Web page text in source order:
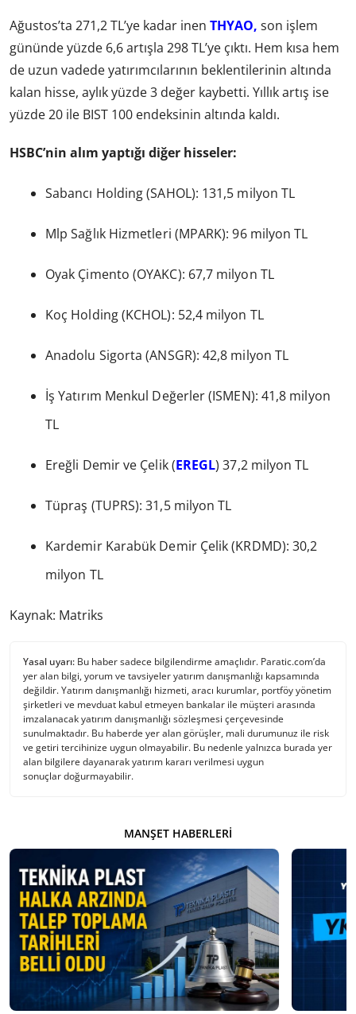
Ağustos’ta 271,2 TL’ye kadar inen THYAO, son işlem
gününde yüzde 6,6 artışla 298 TL’ye çıktı. Hem kısa hem
de uzun vadede yatırımcılarının beklentilerinin altında
kalan hisse, aylık yüzde 3 değer kaybetti. Yıllık artış ise
yüzde 20 ile BIST 100 endeksinin altında kaldı.
HSBC’nin alım yaptığı diğer hisseler:
Sabancı Holding (SAHOL): 131,5 milyon TL
Mlp Sağlık Hizmetleri (MPARK): 96 milyon TL
Oyak Çimento (OYAKC): 67,7 milyon TL
Koç Holding (KCHOL): 52,4 milyon TL
Anadolu Sigorta (ANSGR): 42,8 milyon TL
İş Yatırım Menkul Değerler (ISMEN): 41,8 milyon
TL
Ereğli Demir ve Çelik (EREGL) 37,2 milyon TL
Tüpraş (TUPRS): 31,5 milyon TL
Kardemir Karabük Demir Çelik (KRDMD): 30,2
milyon TL
Kaynak: Matriks
Yasal uyarı: Bu haber sadece bilgilendirme amaçlıdır. Paratic.com’da
yer alan bilgi, yorum ve tavsiyeler yatırım danışmanlığı kapsamında
değildir. Yatırım danışmanlığı hizmeti, aracı kurumlar, portföy yönetim
şirketleri ve mevduat kabul etmeyen bankalar ile müşteri arasında
imzalanacak yatırım danışmanlığı sözleşmesi çerçevesinde
sunulmaktadır. Bu haberde yer alan görüşler, mali durumunuz ile risk
ve getiri tercihinize uygun olmayabilir. Bu nedenle yalnızca burada yer
alan bilgilere dayanarak yatırım kararı verilmesi uygun
sonuçlar doğurmayabilir.
MANŞET HABERLERI